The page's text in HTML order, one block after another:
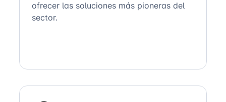
ofrecer las soluciones más pioneras del
sector.